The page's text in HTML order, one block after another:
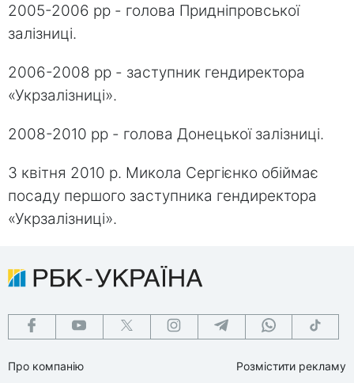
2005-2006 рр - голова Придніпровської
залізниці.
2006-2008 рр - заступник гендиректора
«Укрзалізниці».
2008-2010 рр - голова Донецької залізниці.
З квітня 2010 р. Микола Сергієнко обіймає
посаду першого заступника гендиректора
«Укрзалізниці».
Про компанію
Розмістити рекламу